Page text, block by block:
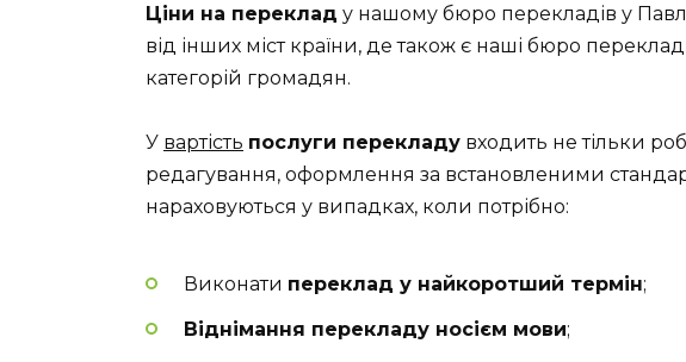
Ціни на переклад у нашому бюро перекладів у
від інших міст країни, де також є наші бюро
категорій громадян.
У вартість послуги перекладу входить не тільки
редагування, оформлення за встановленими
нараховуються у випадках, коли потрібно:
Виконати переклад у найкоротший термін;
Віднімання перекладу носієм мови;